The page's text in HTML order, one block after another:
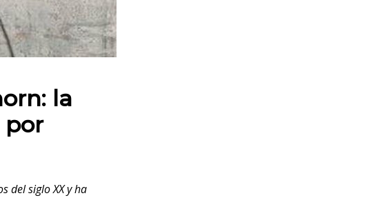
la
por
del siglo XX y ha